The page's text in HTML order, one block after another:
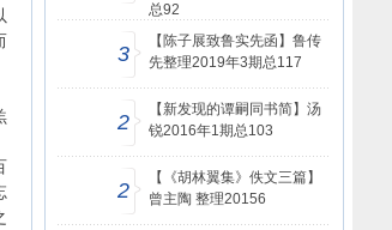
总92
3
【陈子展致鲁实先函】鲁传
先整理2019年3期总117
2
【新发现的谭嗣同书简】汤
锐2016年1期总103
2
【《胡林翼集》佚文三篇】
曾主陶 整理20156